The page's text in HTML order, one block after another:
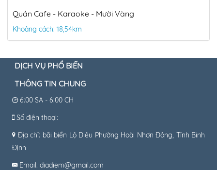
Quán Cafe - Karaoke - Mười Vàng
Khoảng cách: 18,54km
DỊCH VỤ PHỔ BIẾN
THÔNG TIN CHUNG
6:00 SA - 6:00 CH
Số điện thoại:
Địa chỉ: bãi biển Lộ Diêu Phường Hoài Nhơn Đông, Tỉnh Bình
Định
Email: diadiem@gmail.com